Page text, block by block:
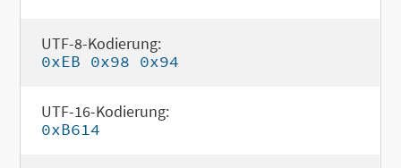
UTF-8-Kodierung:
0xEB 0x98 0x94
UTF-16-Kodierung:
0xB614